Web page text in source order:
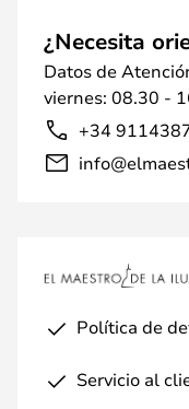
¿Necesita
Datos de
viernes: 08.30 -
+34
Política de
Servicio al